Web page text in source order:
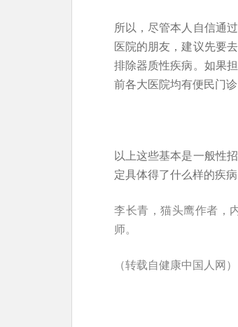
所以，尽管本人自信通
医院的朋友，建议先要
排除器质性疾病。如果
前各大医院均有便民门
以上这些基本是一般性
定具体得了什么样的疾
李长青，猫头鹰作者，
师。
（转载自健康中国人网）